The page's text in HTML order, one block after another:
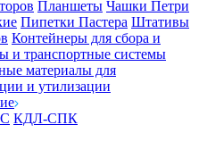
Планшеты Чашки Петри
Пипетки Пастера Штативы
Контейнеры для сбора и
и транспортные системы
материалы для
и утилизации
КДЛ-СПК